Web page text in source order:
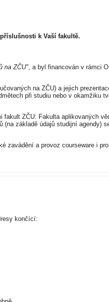
k Vaší fakultě.
na ZČU" , a byl financován v rámci
na ZČU) a jejich
při studiu nebo v okamžiku
ZČU: Fakulta aplikovaných
základě údajů studijní agendy)
zavádění a provoz courseware i
končící: